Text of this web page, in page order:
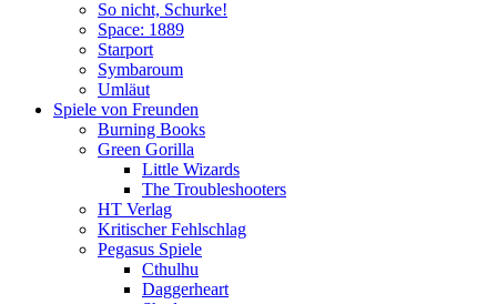
So nicht, Schurke!
Space: 1889
Starport
Symbaroum
Umläut
Spiele von Freunden
Burning Books
Green Gorilla
Little Wizards
The Troubleshooters
HT Verlag
Kritischer Fehlschlag
Pegasus Spiele
Cthulhu
Daggerheart